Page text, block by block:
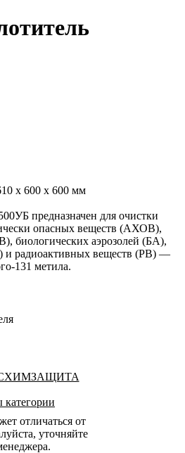
х 600 х 600 мм
предназначен для очистки
опасных веществ (АХОВ),
биологических аэрозолей (БА),
и радиоактивных веществ (РВ) —
131 метила.
категории
отличаться от
уточняйте